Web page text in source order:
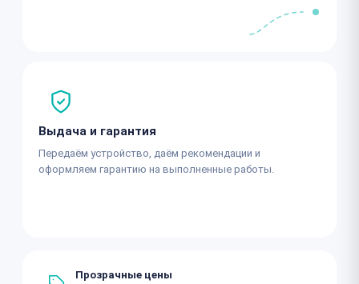
Выдача и гарантия
Передаём устройство, даём рекомендации и
оформляем гарантию на выполненные работы.
Прозрачные цены